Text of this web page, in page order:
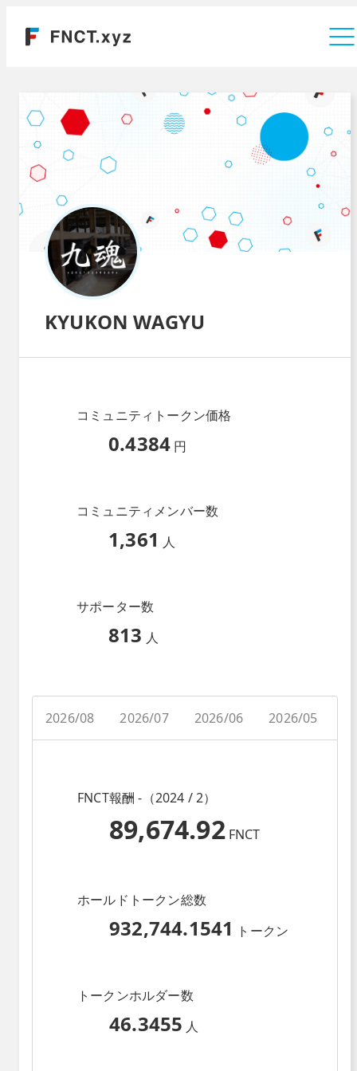
KYUKON WAGYU
コミュニティトークン価格
0.4384 円
コミュニティメンバー数
1,361 人
サポーター数
813 人
2026/08 2026/07 2026/06 2026/05
FNCT報酬 -（2024 / 2）
89,674.92 FNCT
ホールドトークン総数
932,744.1541 トークン
トークンホルダー数
46.3455 人